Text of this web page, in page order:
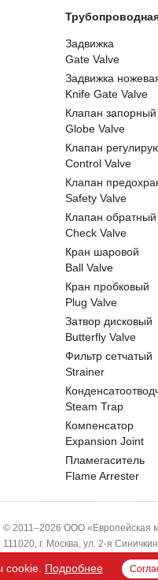
Задвижка
Gate Valve
Задвижка
Knife Gate Valve
Клапан запорный
Globe Valve
Клапан
Control Valve
Клапан
Safety Valve
Клапан обратный
Check Valve
Кран шаровой
Ball Valve
Кран пробковый
Plug Valve
Затвор дисковый
Butterfly Valve
Фильтр сетчатый
Strainer
Steam Trap
Компенсатор
Expansion Joint
Пламегаситель
Flame Arrester
© 2011–2026 ООО «Европейская
111020, г. Москва, ул. 2-я
ИНН 7743820503 ООО "ЕМК"
cookie. Подробнее